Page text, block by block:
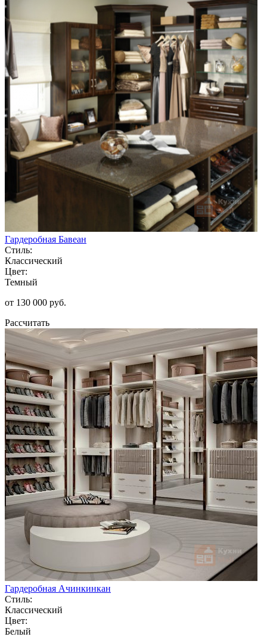
Гардеробная Бавеан
Стиль:
Классический
Цвет:
Темный
от 130 000 руб.
Рассчитать
Гардеробная Ачинкинкан
Стиль:
Классический
Цвет:
Белый